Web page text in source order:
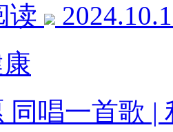
读
同唱一首歌 |